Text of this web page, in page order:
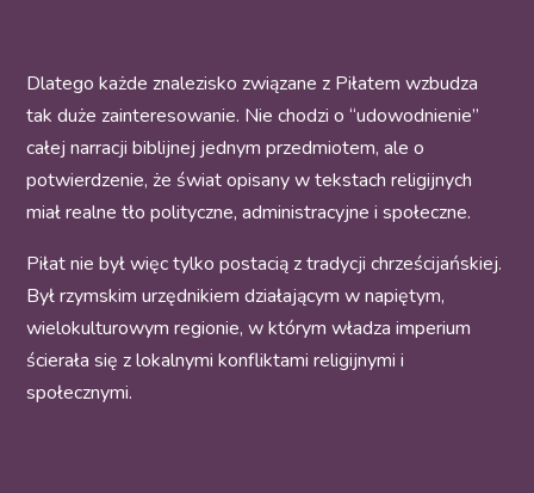
Dlatego każde znalezisko związane z Piłatem wzbudza
tak duże zainteresowanie. Nie chodzi o “udowodnienie”
całej narracji biblijnej jednym przedmiotem, ale o
potwierdzenie, że świat opisany w tekstach religijnych
miał realne tło polityczne, administracyjne i społeczne.
Piłat nie był więc tylko postacią z tradycji chrześcijańskiej.
Był rzymskim urzędnikiem działającym w napiętym,
wielokulturowym regionie, w którym władza imperium
ścierała się z lokalnymi konfliktami religijnymi i
społecznymi.